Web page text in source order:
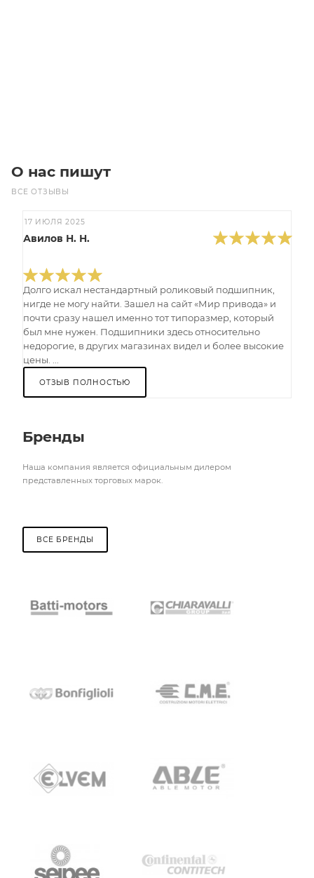
О нас пишут
ВСЕ ОТЗЫВЫ
17 ИЮЛЯ 2025
Авилов Н. Н.
Долго искал нестандартный роликовый подшипник,
нигде не могу найти. Зашел на сайт «Мир привода» и
почти сразу нашел именно тот типоразмер, который
был мне нужен. Подшипники здесь относительно
недорогие, в других магазинах видел и более высокие
цены. ...
ОТЗЫВ ПОЛНОСТЬЮ
Бренды
Наша компания является официальным дилером
представленных торговых марок.
ВСЕ БРЕНДЫ